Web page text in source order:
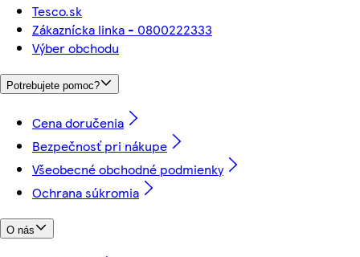
Tesco.sk
Zákaznícka linka - 0800222333
Výber obchodu
Potrebujete pomoc?
Cena doručenia
Bezpečnosť pri nákupe
Všeobecné obchodné podmienky
Ochrana súkromia
O nás